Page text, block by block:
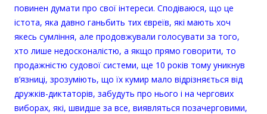
повинен думати про свої інтереси. Сподіваюся, що це
істота, яка давно ганьбить тих євреїв, які мають хоч
якесь сумління, але продовжували голосувати за того,
хто лише недосконалістю, а якщо прямо говорити, то
продажністю судової системи, ще 10 років тому уникнув
в’язниці, зрозуміють, що їх кумир мало відрізняється від
дружків-диктаторів, забудуть про нього і на чергових
виборах, які, швидше за все, виявляться позачерговими,